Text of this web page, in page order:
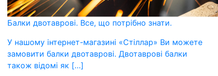
Балки двотаврові. Все, що потрібно знати.
У нашому інтернет-магазині «Стіллар» Ви можете
замовити балки двотаврові. Двотаврові балки
також відомі як […]